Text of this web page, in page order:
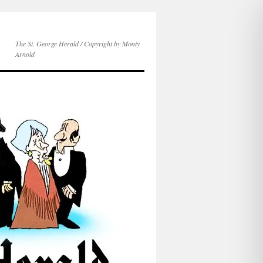
The St. George Herald / Copyright by Monty
Arnold